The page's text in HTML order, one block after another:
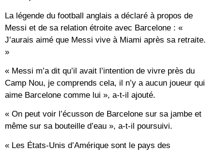
La légende du football anglais a déclaré à propos de
Messi et de sa relation étroite avec Barcelone : «
J’aurais aimé que Messi vive à Miami après sa retraite.
»
« Messi m’a dit qu’il avait l’intention de vivre près du
Camp Nou, je comprends cela, il n’y a aucun joueur qui
aime Barcelone comme lui », a-t-il ajouté.
« On peut voir l’écusson de Barcelone sur sa jambe et
même sur sa bouteille d’eau », a-t-il poursuivi.
« Les États-Unis d’Amérique sont le pays des